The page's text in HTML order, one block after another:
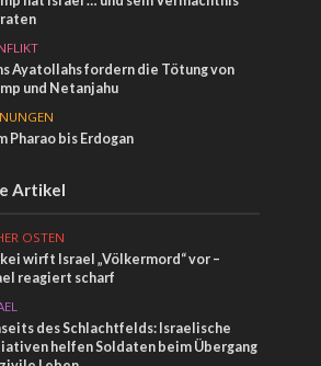
Ayatollahs fordern die Tötung von
und Netanjahu
Pharao bis Erdogan
Artikel
OSTEN
wirft Israel „Völkermord“ vor –
reagiert scharf
des Schlachtfelds: Israelische
helfen Soldaten beim Übergang